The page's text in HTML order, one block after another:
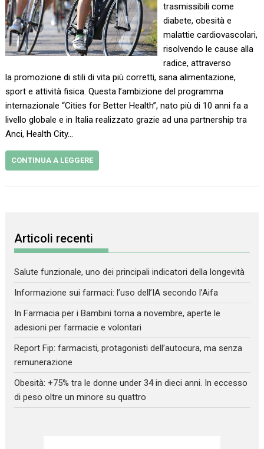
trasmissibili come
diabete, obesità e
malattie cardiovascolari,
risolvendo le cause alla
radice, attraverso
la promozione di stili di vita più corretti, sana alimentazione,
sport e attività fisica. Questa l’ambizione del programma
internazionale “Cities for Better Health”, nato più di 10 anni fa a
livello globale e in Italia realizzato grazie ad una partnership tra
Anci, Health City…
CONTINUA A LEGGERE
Articoli recenti
Salute funzionale, uno dei principali indicatori della longevità
Informazione sui farmaci: l’uso dell’IA secondo l’Aifa
In Farmacia per i Bambini torna a novembre, aperte le
adesioni per farmacie e volontari
Report Fip: farmacisti, protagonisti dell’autocura, ma senza
remunerazione
Obesità: +75% tra le donne under 34 in dieci anni. In eccesso
di peso oltre un minore su quattro